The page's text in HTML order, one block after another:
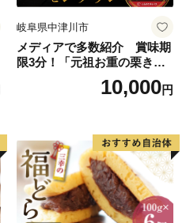
岐阜県中津川市
メディアで多数紹介 賞味期
限3分！「元祖お重の栗きん
とんモンブラン」 【未来の
ご褒美】スイーツ 栗 モンブ
子 菓子 F4N-2298
10,000円